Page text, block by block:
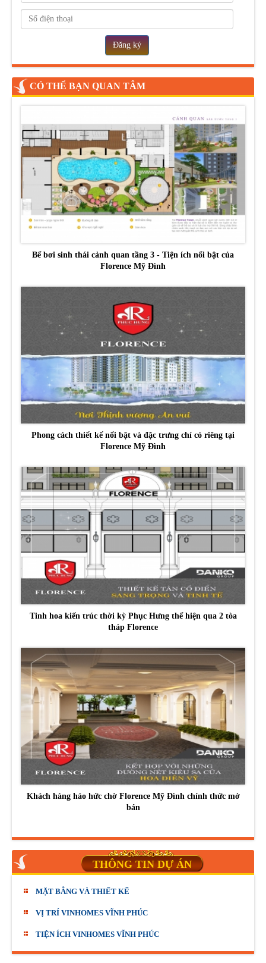
Đăng ký
CÓ THỂ BẠN QUAN TÂM
Bể bơi sinh thái cảnh quan tầng 3 - Tiện ích nổi bật của
Florence Mỹ Đình
Phong cách thiết kế nổi bật và đặc trưng chỉ có riêng tại
Florence Mỹ Đình
Tinh hoa kiến trúc thời kỳ Phục Hưng thể hiện qua 2 tòa
tháp Florence
Khách hàng háo hức chờ Florence Mỹ Đình chính thức mở
bán
THÔNG TIN DỰ ÁN
MẶT BẰNG VÀ THIẾT KẾ
VỊ TRÍ VINHOMES VĨNH PHÚC
TIỆN ÍCH VINHOMES VĨNH PHÚC